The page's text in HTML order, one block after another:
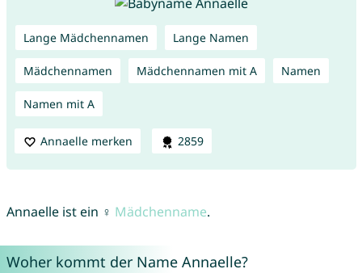
Lange Mädchennamen Lange Namen
Mädchennamen Mädchennamen mit A Namen
Namen mit A
Annaelle merken 2859
Annaelle ist ein ♀ Mädchenname.
Woher kommt der Name Annaelle?